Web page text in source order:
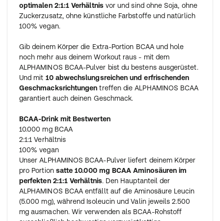
optimalen 2:1:1 Verhältnis vor und sind ohne Soja, ohne
Zuckerzusatz, ohne künstliche Farbstoffe und natürlich
100% vegan.
Gib deinem Körper die Extra-Portion BCAA und hole
noch mehr aus deinem Workout raus - mit dem
ALPHAMINOS BCAA-Pulver bist du bestens ausgerüstet.
Und mit 10 abwechslungsreichen und erfrischenden
Geschmacksrichtungen treffen die ALPHAMINOS BCAA
garantiert auch deinen Geschmack.
BCAA-Drink mit Bestwerten
10.000 mg BCAA
2:1:1 Verhältnis
100% vegan
Unser ALPHAMINOS BCAA-Pulver liefert deinem Körper
pro Portion satte 10.000 mg BCAA Aminosäuren im
perfekten 2:1:1 Verhältnis. Den Hauptanteil der
ALPHAMINOS BCAA entfällt auf die Aminosäure Leucin
(5.000 mg), während Isoleucin und Valin jeweils 2.500
mg ausmachen. Wir verwenden als BCAA-Rohstoff